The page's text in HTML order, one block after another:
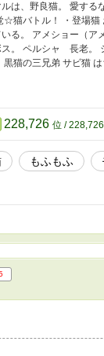
は、野良猫。 愛する
猫バトル！ ・登場猫
いる。 アメショー（
ス。 ペルシャ 長老。
黒猫の三兄弟 サビ猫
228,726 位 /
もふもふ